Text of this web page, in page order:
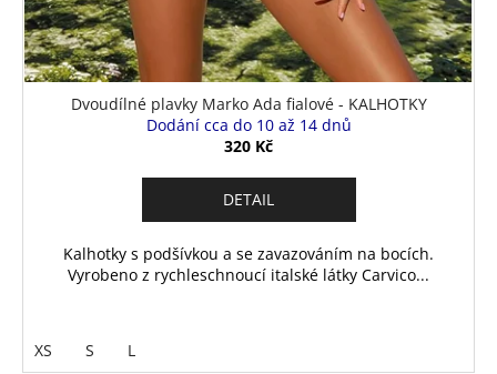
Dvoudílné plavky Marko Ada fialové - KALHOTKY
Dodání cca do 10 až 14 dnů
320 Kč
DETAIL
Kalhotky s podšívkou a se zavazováním na bocích.
Vyrobeno z rychleschnoucí italské látky Carvico...
XS S L